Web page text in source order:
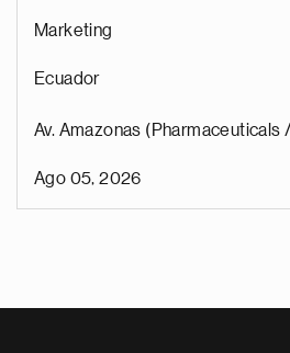
Marketing
Ecuador
Av. Amazonas (Pharmaceuticals
Ago 05, 2026